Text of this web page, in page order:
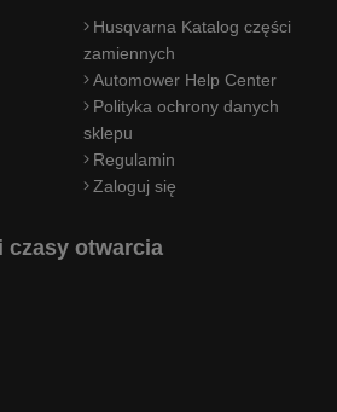
Husqvarna Katalog części
zamiennych
Automower Help Center
Polityka ochrony danych
sklepu
Regulamin
Zaloguj się
czasy otwarcia